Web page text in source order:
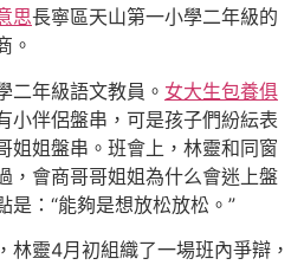
思長寧區天山第一小學二年級的
。
二年級語文教員。 女大生包養俱
小伴侶盤串，可是孩子們紛紜表
姐姐盤串。班會上，林靈和同窗
，會商哥哥姐姐為什么會迷上盤
是：“能夠是想放松放松。”
林靈4月初組織了一場班內爭辯，